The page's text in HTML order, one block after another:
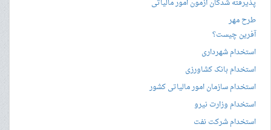
پذیرفته شدگان آزمون امور مالیاتی
طرح مهر
آفرین چیست؟
استخدام شهرداری
استخدام بانک کشاورزی
استخدام سازمان امور مالیاتی کشور
استخدام وزارت نیرو
استخدام شرکت نفت